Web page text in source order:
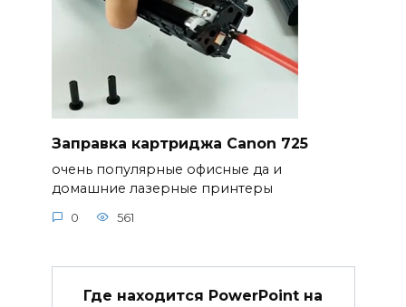
Заправка картриджа Canon 725
очень популярные офисные да и
домашние лазерные принтеры
0 561
Где находится PowerPoint на